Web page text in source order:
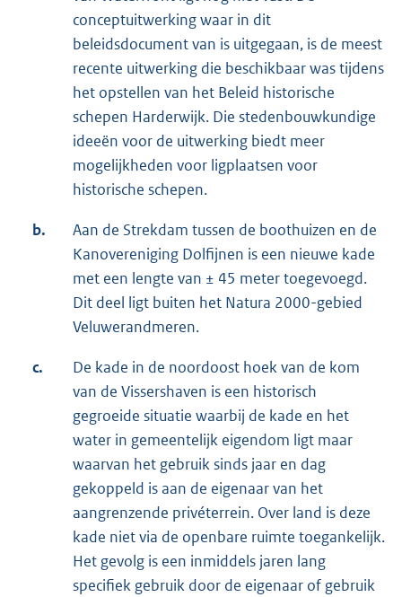
conceptuitwerking waar in dit
beleidsdocument van is uitgegaan, is de meest
recente uitwerking die beschikbaar was tijdens
het opstellen van het Beleid historische
schepen Harderwijk. Die stedenbouwkundige
ideeën voor de uitwerking biedt meer
mogelijkheden voor ligplaatsen voor
historische schepen.
b.
Aan de Strekdam tussen de boothuizen en de
Kanovereniging Dolfijnen is een nieuwe kade
met een lengte van ± 45 meter toegevoegd.
Dit deel ligt buiten het Natura 2000-gebied
Veluwerandmeren.
c.
De kade in de noordoost hoek van de kom
van de Vissershaven is een historisch
gegroeide situatie waarbij de kade en het
water in gemeentelijk eigendom ligt maar
waarvan het gebruik sinds jaar en dag
gekoppeld is aan de eigenaar van het
aangrenzende privéterrein. Over land is deze
kade niet via de openbare ruimte toegankelijk.
Het gevolg is een inmiddels jaren lang
specifiek gebruik door de eigenaar of gebruik